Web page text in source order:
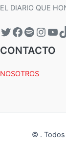
EL DIARIO QUE
CONTACTO
NOSOTROS
© .